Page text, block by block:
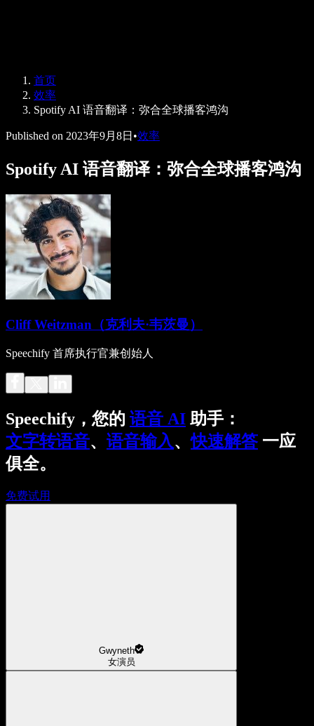
SIMBA 语音助手
Speechify 开发者平台
首页
效率
Spotify AI 语音翻译：弥合全球播客鸿沟
Published on 2023年9月8日 •效率
Spotify AI 语音翻译：弥合全球播客鸿沟
Cliff Weitzman（克利夫·韦茨曼）
Speechify 首席执行官兼创始人
Speechify，您的 语音 AI 助手：
文字转语音、 语音输入、快速解答一应
俱全。
免费试用
Gwyneth
女演员